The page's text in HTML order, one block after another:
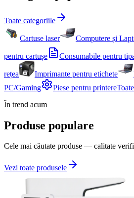
Toate categoriile
Cartuse laser Computere și
pentru cartușe Consumabile pentru
rețea Imprimante pentru etichete
PC/Gaming
Piese pentru printere
În trend acum
Produse populare
Cele mai căutate produse — calitate
Vezi toate produsele